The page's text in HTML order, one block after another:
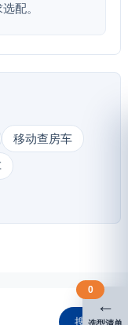
配。
移动查房车
搜索
←
0